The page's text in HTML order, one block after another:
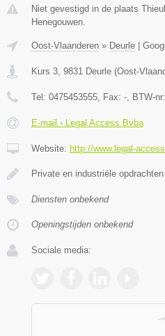
Niet gevestigd in de plaats
Henegouwen.
Oost-Vlaanderen » Deurle
Kurs 3, 9831 Deurle (Oost-
Tel: 0475453555, Fax: -, BTW-nr:
E-mail › Legal Access Bvba
Website: http://www.legal-
Private en industriële
Diensten onbekend
Openingstijden onbekend
Sociale media: